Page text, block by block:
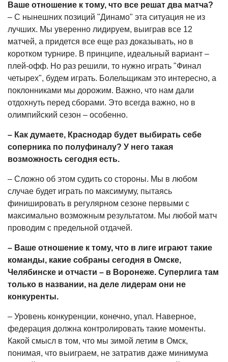
Ваше отношение к тому, что все решат два матча?
– С нынешних позиций "Динамо" эта ситуация не из
лучших. Мы уверенно лидируем, выиграв все 12
матчей, а придется все еще раз доказывать, но в
коротком турнире. В принципе, идеальный вариант –
плей-офф. Но раз решили, то нужно играть "Финал
четырех", будем играть. Болельщикам это интересно, а
поклонниками мы дорожим. Важно, что нам дали
отдохнуть перед сборами. Это всегда важно, но в
олимпийский сезон – особенно.
– Как думаете, Краснодар будет выбирать себе
соперника по полуфиналу? У него такая
возможность сегодня есть.
– Сложно об этом судить со стороны. Мы в любом
случае будет играть по максимуму, пытаясь
финишировать в регулярном сезоне первыми с
максимально возможным результатом. Мы любой матч
проводим с предельной отдачей.
– Ваше отношение к тому, что в лиге играют такие
команды, какие собраны сегодня в Омске,
Челябинске и отчасти – в Воронеже. Суперлига там
только в названии, на деле лидерам они не
конкуренты.
– Уровень конкуренции, конечно, упал. Наверное,
федерация должна контролировать такие моменты.
Какой смысл в том, что мы зимой летим в Омск,
понимая, что выиграем, не затратив даже минимума